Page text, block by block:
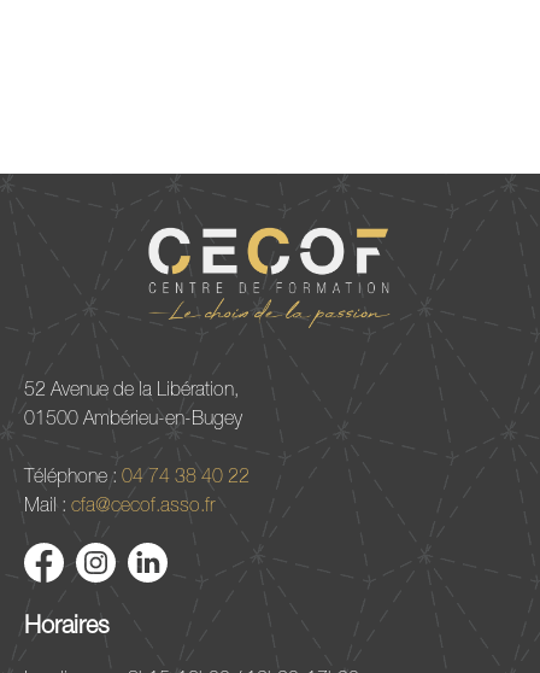
52 Avenue de la Libération,
01500 Ambérieu-en-Bugey
Téléphone : 04 74 38 40 22
Mail : cfa@cecof.asso.fr
Horaires